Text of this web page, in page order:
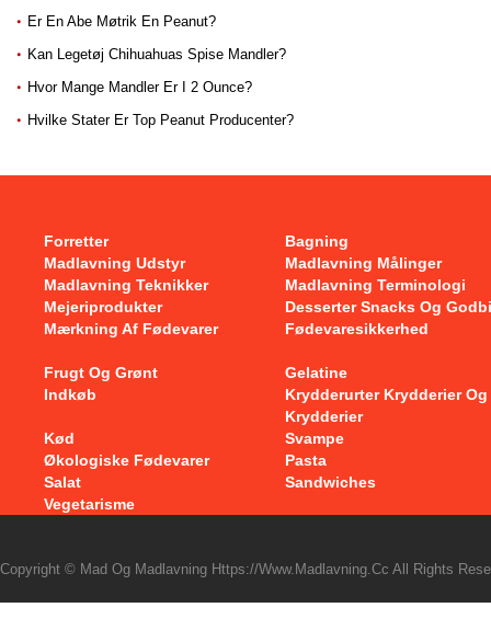
Er En Abe Møtrik En Peanut?
Kan Legetøj Chihuahuas Spise Mandler?
Hvor Mange Mandler Er I 2 Ounce?
Hvilke Stater Er Top Peanut Producenter?
Forretter
Bagning
Madlavning Udstyr
Madlavning Målinger
Madlavning Teknikker
Madlavning Terminologi
Mejeriprodukter
Desserter Snacks Og
Mærkning Af Fødevarer
Fødevaresikkerhed
Frugt Og Grønt
Gelatine
Indkøb
Krydderurter Krydderier Og
Krydderier
Kød
Svampe
Økologiske Fødevarer
Pasta
Salat
Sandwiches
Vegetarisme
Copyright © Mad Og Madlavning Https://www.madlavning.cc All Rights